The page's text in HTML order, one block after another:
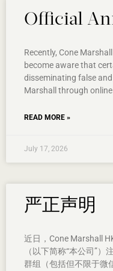
Official
Recently, Cone
become aware that
disseminating false
Marshall through online
READ MORE »
July 17, 2026
严正声明
近日，Cone Marshall
（以下简称“本公司”
群组（包括但不限于微